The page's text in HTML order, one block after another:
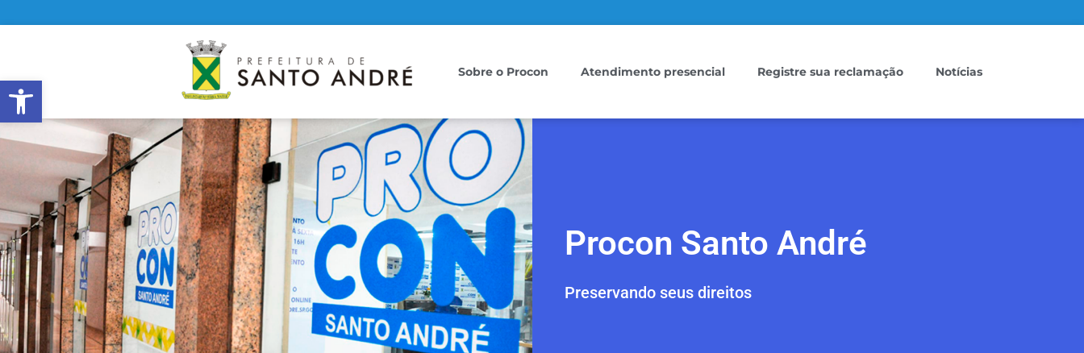
Abrir a barra de ferramentas
Sobre o Procon Atendimento presencial Registre sua reclamação Notícias
Procon Santo André
Preservando seus direitos